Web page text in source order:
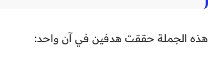
هذه الجملة حققت هدفين في آن واحد: